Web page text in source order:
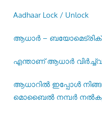
Aadhaar Lock / Unlock
ആധാർ – ബയോമെട്രിക്
എന്താണ് ആധാർ
ആധാറിൽ ഇപ്പോൾ
മൊബൈൽ നമ്പർ